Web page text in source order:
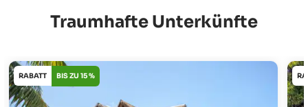
Traumhafte Unterkünfte
RABATT BIS ZU 15 %